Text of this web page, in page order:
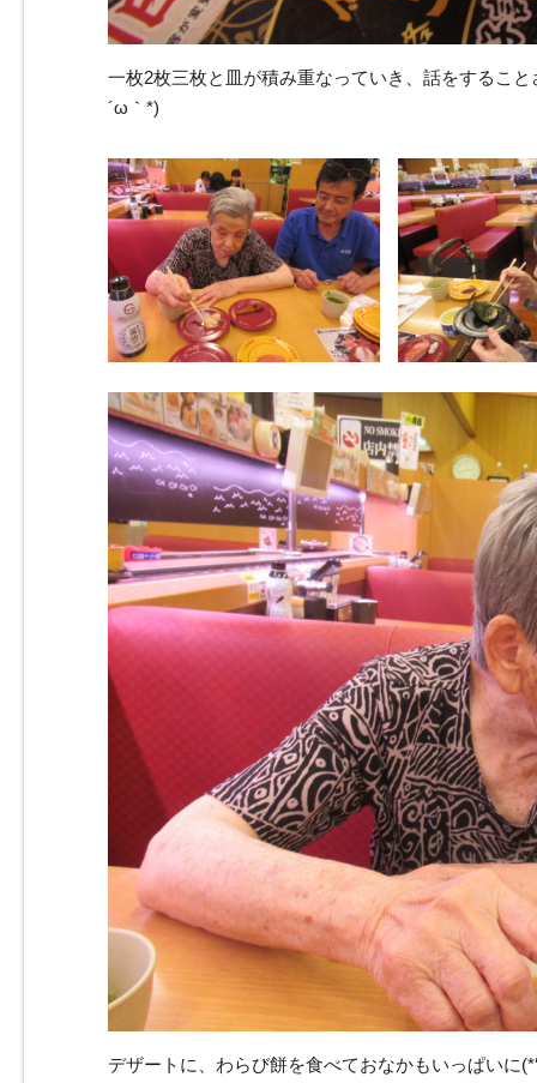
一枚2枚三枚と皿が積み重なっていき、話をするこ
´ω｀*)
デザートに、わらび餅を食べておなかもいっぱいに